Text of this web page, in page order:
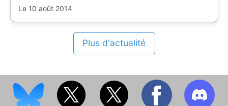
Le 10 août 2014
Plus d'actualité